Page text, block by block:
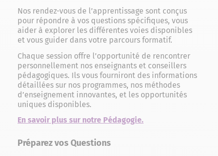
Nos rendez-vous de l’apprentissage sont conçus
pour répondre à vos questions spécifiques, vous
aider à explorer les différentes voies disponibles
et vous guider dans votre parcours formatif.
Chaque session offre l’opportunité de rencontrer
personnellement nos enseignants et conseillers
pédagogiques. Ils vous fourniront des informations
détaillées sur nos programmes, nos méthodes
d’enseignement innovantes, et les opportunités
uniques disponibles.
En savoir plus sur notre Pédagogie.
Préparez vos Questions